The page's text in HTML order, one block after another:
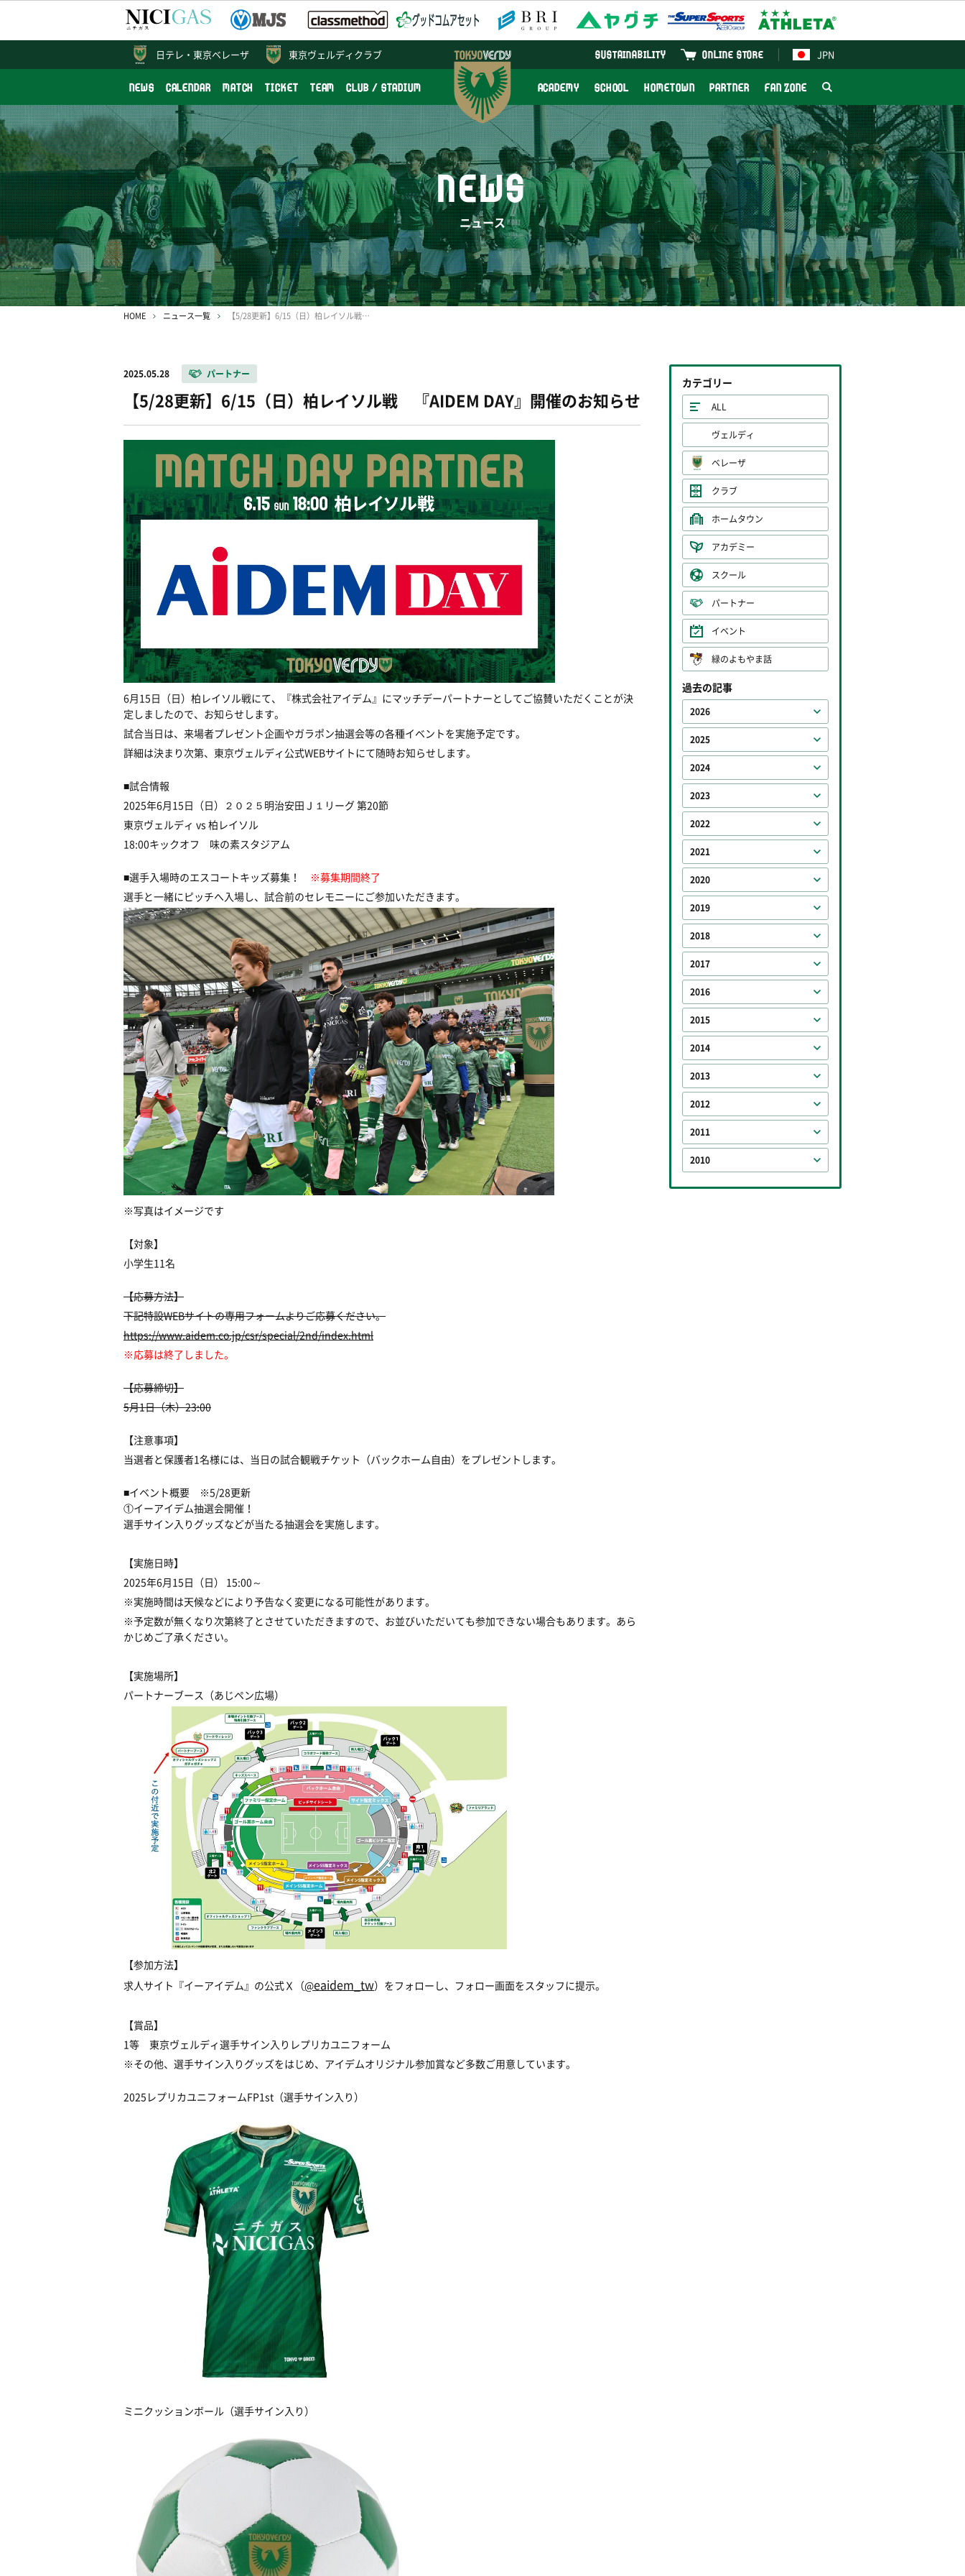
東京ヴェルディクラブ JPN
ONLINE STORE
SUSTAINABILITY
NEWS CALENDAR MATCH TICKET TEAM CLUB / STADIUM ACADEMY SCHOOL HOMETOWN PARTNER FAN ZONE
日テレ・ 東京ベレーザ
NEWS
ニュース
HOME ニュース一覧 【5/28更新】6/15（日）柏レイソル戦 『AIDEM DAY』開催のお知らせ
2025.05.28 パートナー
【5/28更新】6/15（日）柏レイソル戦 『AIDEM DAY』開催のお知らせ
6月15日（日）柏レイソル戦にて、『株式会社アイデム』にマッチデーパートナーとしてご協賛いただくことが決
定しましたので、お知らせします。
試合当日は、来場者プレゼント企画やガラポン抽選会等の各種イベントを実施予定です。
詳細は決まり次第、東京ヴェルディ公式WEBサイトにて随時お知らせします。
■試合情報
2025年6月15日（日）２０２５明治安田Ｊ１リーグ 第20節
東京ヴェルディ vs 柏レイソル
18:00キックオフ 味の素スタジアム
■選手入場時のエスコートキッズ募集！ ※募集期間終了
選手と一緒にピッチへ入場し、試合前のセレモニーにご参加いただきます。
※写真はイメージです
【対象】
小学生11名
【応募方法】
下記特設WEBサイトの専用フォームよりご応募ください。
https://www.aidem.co.jp/csr/special/2nd/index.html
※応募は終了しました。
【応募締切】
5月1日（木）23:00
【注意事項】
当選者と保護者1名様には、当日の試合観戦チケット（バックホーム自由）をプレゼントします。
■イベント概要 ※5/28更新
①イーアイデム抽選会開催！
選手サイン入りグッズなどが当たる抽選会を実施します。
【実施日時】
2025年6月15日（日） 15:00～
※実施時間は天候などにより予告なく変更になる可能性があります。
※予定数が無くなり次第終了とさせていただきますので、お並びいただいても参加できない場合もあります。あら
かじめご了承ください。
【実施場所】
パートナーブース（あじペン広場）
【参加方法】
求人サイト『イーアイデム』の公式Ｘ（@eaidem_tw）をフォローし、フォロー画面をスタッフに提示。
【賞品】
1等 東京ヴェルディ選手サイン入りレプリカユニフォーム
※その他、選手サイン入りグッズをはじめ、アイデムオリジナル参加賞など多数ご用意しています。
2025レプリカユニフォームFP1st（選手サイン入り）
ミニクッションボール（選手サイン入り）
カテゴリー
ALL
ヴェルディ
ベレーザ
クラブ
ホームタウン
アカデミー
スクール
パートナー
イベント
緑のよもやま話
過去の記事
2026
2025
2024
2023
2022
2021
2020
2019
2018
2017
2016
2015
2014
2013
2012
2011
2010